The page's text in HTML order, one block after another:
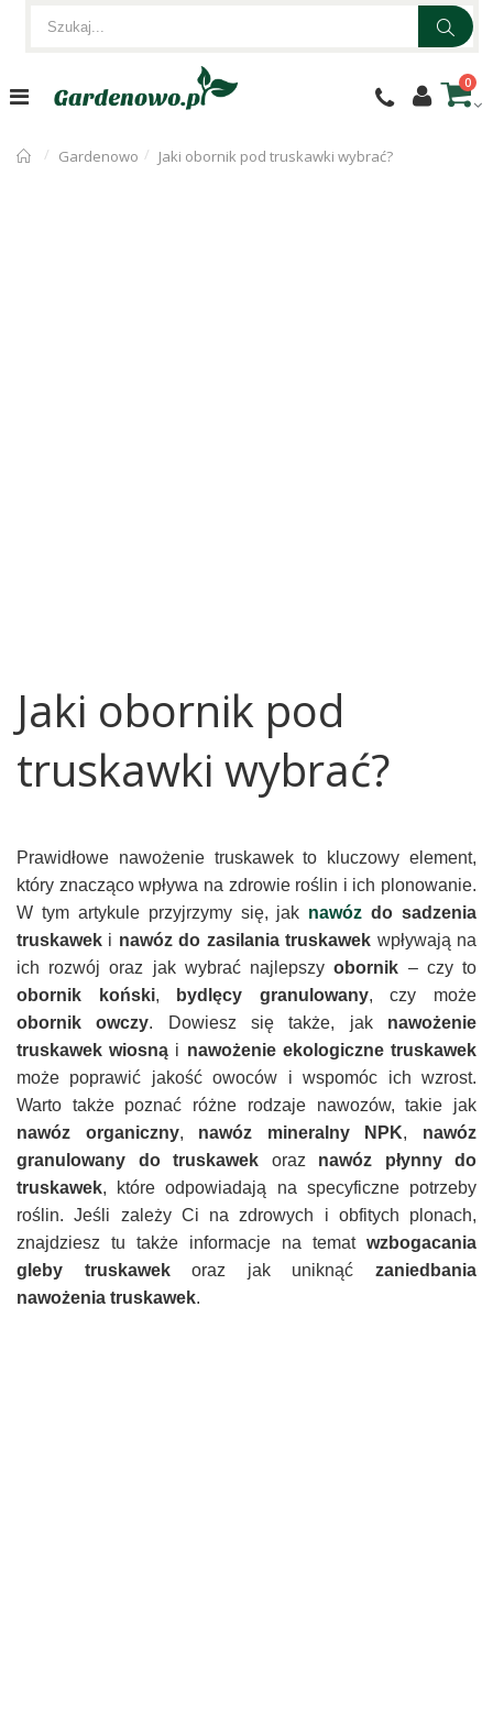
0
Gardenowo Jaki obornik pod truskawki wybrać?
Jaki obornik pod
truskawki wybrać?
Prawidłowe nawożenie truskawek to kluczowy element,
który znacząco wpływa na zdrowie roślin i ich plonowanie.
W tym artykule przyjrzymy się, jak nawóz do sadzenia
truskawek i nawóz do zasilania truskawek wpływają na
ich rozwój oraz jak wybrać najlepszyobornik – czy to
obornik koński, bydlęcy granulowany, czy może
obornik owczy. Dowiesz się także, jak nawożenie
truskawek wiosną i nawożenie ekologiczne truskawek
może poprawić jakość owoców i wspomóc ich wzrost.
Warto także poznać różne rodzaje nawozów, takie jak
nawóz organiczny, nawóz mineralny NPK, nawóz
granulowany do truskawek oraz nawóz płynny do
truskawek, które odpowiadają na specyficzne potrzeby
roślin. Jeśli zależy Ci na zdrowych i obfitych plonach,
znajdziesz tu także informacje na temat wzbogacania
gleby truskawekoraz jak uniknąćzaniedbania
nawożenia truskawek.